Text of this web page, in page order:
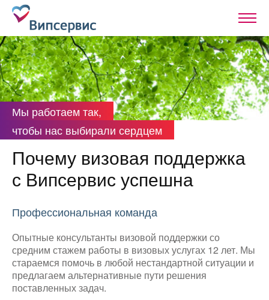
Мы работаем так,
чтобы нас выбирали сердцем
Почему визовая поддержка
с Випсервис успешна
Профессиональная команда
Опытные консультанты визовой поддержки со
средним стажем работы в визовых услугах 12 лет. Мы
стараемся помочь в любой нестандартной ситуации и
предлагаем альтернативные пути решения
поставленных задач.